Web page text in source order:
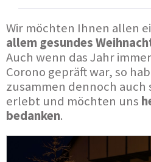
Wir möchten Ihnen allen
allem gesundes
Auch wenn das Jahr
Corono gepräft war, so
zusammen dennoch auch
erlebt und möchten uns
bedanken.